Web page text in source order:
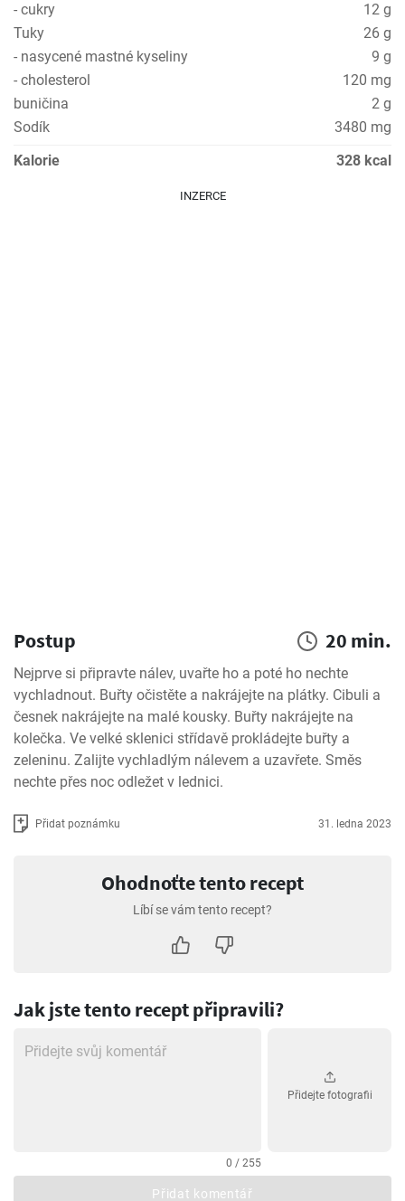
- cukry
12 g
Tuky
26 g
- nasycené mastné kyseliny
9 g
- cholesterol
120 mg
buničina
2 g
Sodík
3480 mg
Kalorie
328 kcal
INZERCE
Postup 20 min.
Nejprve si připravte nálev, uvařte ho a poté ho nechte
vychladnout. Buřty očistěte a nakrájejte na plátky. Cibuli a
česnek nakrájejte na malé kousky. Buřty nakrájejte na
kolečka. Ve velké sklenici střídavě prokládejte buřty a
zeleninu. Zalijte vychladlým nálevem a uzavřete. Směs
nechte přes noc odležet v lednici.
Přidat poznámku 31. ledna 2023
Ohodnoťte tento recept
Líbí se vám tento recept?
Jak jste tento recept připravili?
0 / 255
Přidejte fotografii
Přidat komentář